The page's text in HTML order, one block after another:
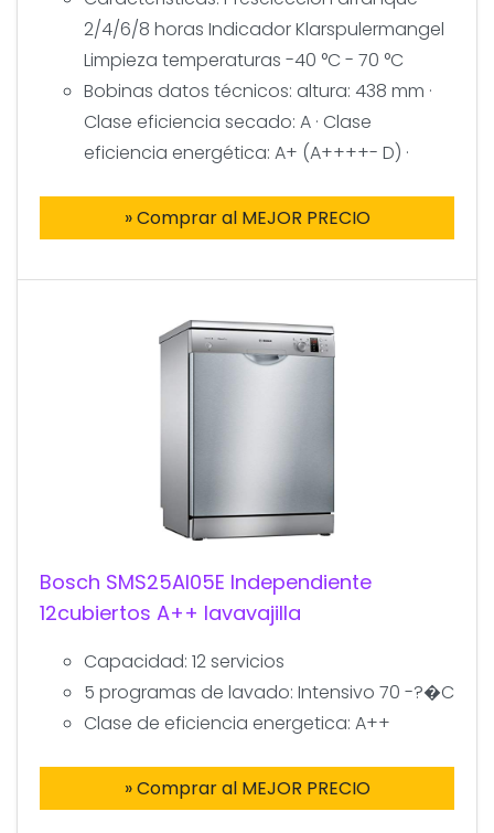
2/4/6/8 horas Indicador Klarspulermangel
Limpieza temperaturas -40 °C - 70 °C
Bobinas datos técnicos: altura: 438 mm ·
Clase eficiencia secado: A · Clase
eficiencia energética: A+ (A++++- D) ·
» Comprar al MEJOR PRECIO
Bosch SMS25AI05E Independiente
12cubiertos A++ lavavajilla
Capacidad: 12 servicios
5 programas de lavado: Intensivo 70 -?�C
Clase de eficiencia energetica: A++
» Comprar al MEJOR PRECIO